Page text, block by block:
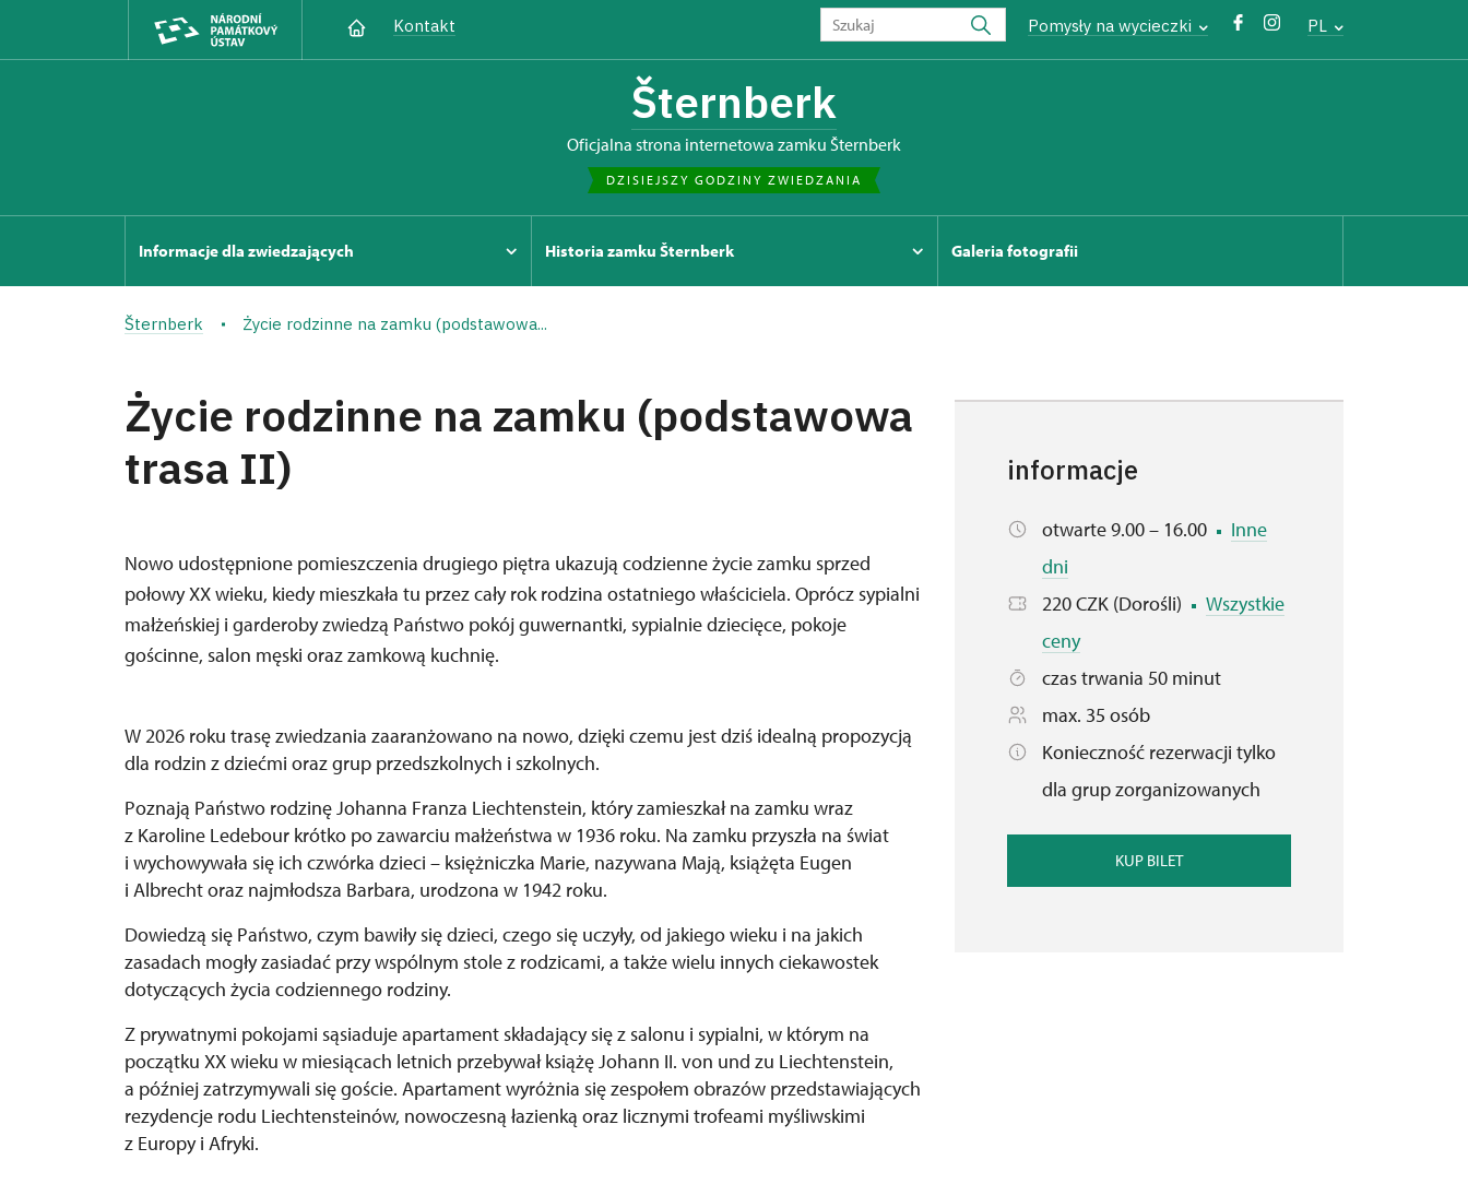
Kontakt Pomysły na wycieczki PL
Šternberk
Oficjalna strona internetowa zamku Šternberk
DZISIEJSZY GODZINY ZWIEDZANIA
Informacje dla zwiedzających Historia zamku Šternberk Galeria fotografii
Šternberk Życie rodzinne na zamku (podstawowa...
Życie rodzinne na zamku (podstawowa
trasa II)
Nowo udostępnione pomieszczenia drugiego piętra ukazują codzienne życie zamku sprzed
połowy XX wieku, kiedy mieszkała tu przez cały rok rodzina ostatniego właściciela. Oprócz sypialni
małżeńskiej i garderoby zwiedzą Państwo pokój guwernantki, sypialnie dziecięce, pokoje
gościnne, salon męski oraz zamkową kuchnię.
W 2026 roku trasę zwiedzania zaaranżowano na nowo, dzięki czemu jest dziś idealną propozycją
dla rodzin z dziećmi oraz grup przedszkolnych i szkolnych.
Poznają Państwo rodzinę Johanna Franza Liechtenstein, który zamieszkał na zamku wraz
z Karoline Ledebour krótko po zawarciu małżeństwa w 1936 roku. Na zamku przyszła na świat
i wychowywała się ich czwórka dzieci – księżniczka Marie, nazywana Mają, książęta Eugen
i Albrecht oraz najmłodsza Barbara, urodzona w 1942 roku.
Dowiedzą się Państwo, czym bawiły się dzieci, czego się uczyły, od jakiego wieku i na jakich
zasadach mogły zasiadać przy wspólnym stole z rodzicami, a także wielu innych ciekawostek
dotyczących życia codziennego rodziny.
Z prywatnymi pokojami sąsiaduje apartament składający się z salonu i sypialni, w którym na
początku XX wieku w miesiącach letnich przebywał książę Johann II. von und zu Liechtenstein,
a później zatrzymywali się goście. Apartament wyróżnia się zespołem obrazów przedstawiających
rezydencje rodu Liechtensteinów, nowoczesną łazienką oraz licznymi trofeami myśliwskimi
z Europy i Afryki.
informacje
otwarte 9.00 – 16.00
Inne
dni
220 CZK (Dorośli)
Wszystkie
ceny
czas trwania 50 minut
max. 35 osób
Konieczność rezerwacji tylko
dla grup zorganizowanych
KUP BILET